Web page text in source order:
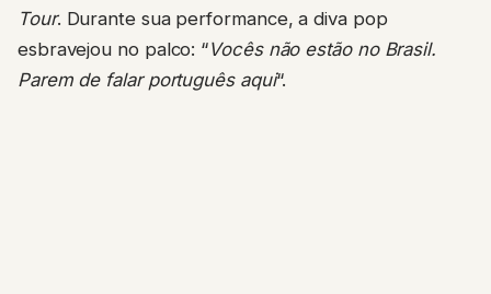
Tour. Durante sua performance, a diva pop
esbravejou no palco: “Vocês não estão no Brasil.
Parem de falar português aqui“.